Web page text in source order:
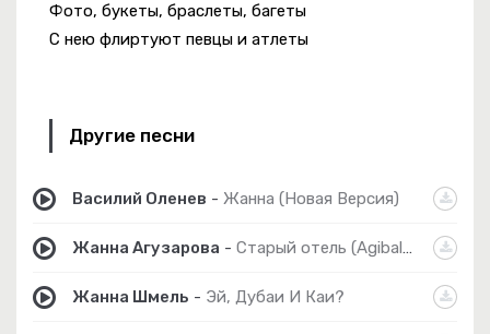
Фото, букеты, браслеты, багеты
С нею флиртуют певцы и атлеты
Другие песни
Василий Оленев - Жанна (Новая Версия)
Жанна Агузарова - Старый отель (Agibalkin cover)
Жанна Шмель - Эй, Дубаи И Каи?